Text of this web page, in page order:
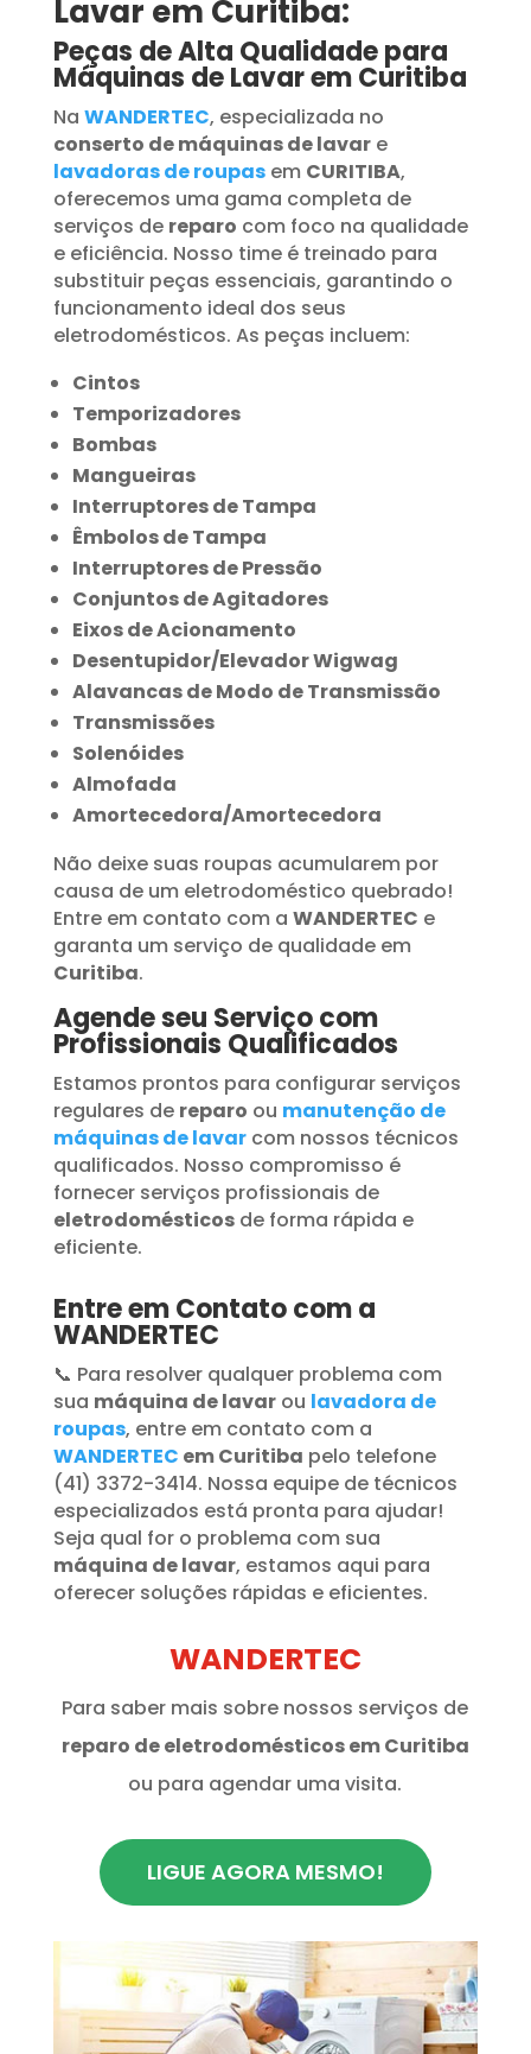
Lavar em Curitiba:
Peças de Alta Qualidade para
Máquinas de Lavar em Curitiba
Na WANDERTEC, especializada no
conserto de máquinas de lavare
lavadoras de roupasem CURITIBA,
oferecemos uma gama completa de
serviços de reparo com foco na qualidade
e eficiência. Nosso time é treinado para
substituir peças essenciais, garantindo o
funcionamento ideal dos seus
eletrodomésticos. As peças incluem:
Cintos
Temporizadores
Bombas
Mangueiras
Interruptores de Tampa
Êmbolos de Tampa
Interruptores de Pressão
Conjuntos de Agitadores
Eixos de Acionamento
Desentupidor/Elevador Wigwag
Alavancas de Modo de Transmissão
Transmissões
Solenóides
Almofada
Amortecedora/Amortecedora
Não deixe suas roupas acumularem por
causa de um eletrodoméstico quebrado!
Entre em contato com a WANDERTEC e
garanta um serviço de qualidade em
Curitiba.
Agende seu Serviço com
Profissionais Qualificados
Estamos prontos para configurar serviços
regulares de reparo ou manutenção de
máquinas de lavarcom nossos técnicos
qualificados. Nosso compromisso é
fornecer serviços profissionais de
eletrodomésticosde forma rápida e
eficiente.
Entre em Contato com a
WANDERTEC
📞 Para resolver qualquer problema com
sua máquina de lavarou lavadora de
roupas, entre em contato com a
WANDERTEC em Curitiba pelo telefone
(41) 3372-3414. Nossa equipe de técnicos
especializados está pronta para ajudar!
Seja qual for o problema com sua
máquina de lavar, estamos aqui para
oferecer soluções rápidas e eficientes.
WANDERTEC
Para saber mais sobre nossos serviços de
reparo de eletrodomésticos em Curitiba
ou para agendar uma visita.
LIGUE AGORA MESMO!